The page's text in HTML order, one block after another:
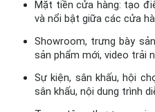
Mặt tiền cửa hàng: tạo
và nổi bật giữa các cửa
Showroom, trưng bày
sản phẩm mới, video trải
Sự kiện, sân khấu, hội
sân khấu, nội dung trình